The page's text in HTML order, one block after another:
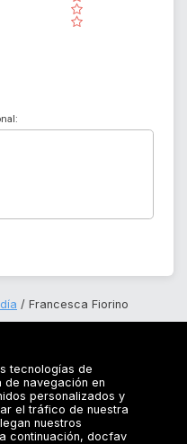
( )
( )
Francesca Fiorino
tecnologías de
navegación en
personalizados y
el tráfico de nuestra
nuestros
continuación, docfav